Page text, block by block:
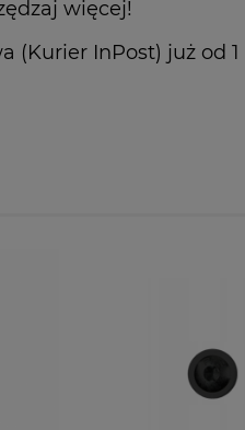
więcej!
(Kurier InPost) już od 1